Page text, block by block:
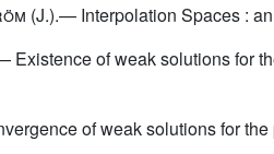
(J.).— Interpolation Spaces :
Existence of weak solutions for
of weak solutions for